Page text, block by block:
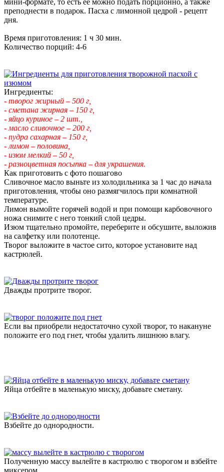
преподнести в подарок. Пасха с лимонной цедрой - рецепт
дня.
Время приготовления: 1 ч 30 мин.
Количество порций: 4-6
Ингредиенты:
- творог жирный – 500 г,
- сметана жирная – 150 г,
- яйцо куриное – 2 шт.,
- масло сливочное – 200 г,
- пудра сахарная – 150 г,
- лимон – половина,
- изюм мелкий – 50 г,
- разноцветная посыпка – для украшения.
Как приготовить с фото пошагово
Сливочное масло выньте из холодильника за 1 час до начала
приготовления, чтобы оно размягчилось при комнатной
температуре.
Лимон вымойте горячей водой и при помощи карбовочного
ножа снимите с него тонкий слой цедры.
Изюм тщательно промойте, переберите и обсушите, выложив
на салфетку или полотенце.
Творог выложите в частое сито, которое установите над
кастрюлей.
Дважды протрите творог.
Если вы приобрели недостаточно сухой творог, то накануне
положите его под гнет, чтобы удалить лишнюю влагу.
Яйца отбейте в маленькую миску, добавьте сметану.
Взбейте до однородности.
Полученную массу вылейте в кастрюлю с творогом и взбейте
миксером.